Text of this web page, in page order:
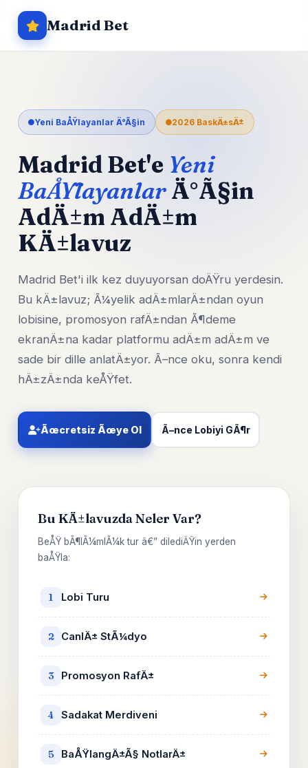
Madrid Bet
Yeni BaÅŸlayanlar Ä°Ã§in 2026 BaskÄ±sÄ±
Madrid Bet'e Yeni
BaÅŸlayanlarÄ°Ã§in
AdÄ±m AdÄ±m
KÄ±lavuz
Madrid Bet'i ilk kez duyuyorsan doÄŸru yerdesin.
Bu kÄ±lavuz; Ã¼yelik adÄ±mlarÄ±ndan oyun
lobisine, promosyon rafÄ±ndan Ã¶deme
ekranÄ±na kadar platformu adÄ±m adÄ±m ve
sade bir dille anlatÄ±yor. Ã–nce oku, sonra kendi
hÄ±zÄ±nda keÅŸfet.
Ãœcretsiz Ãœye Ol Ã–nce Lobiyi GÃ¶r
Bu KÄ±lavuzda Neler Var?
BeÅŸ bÃ¶lÃ¼mlÃ¼k tur â€” dilediÄŸin yerden
baÅŸla:
1 Lobi Turu
2 CanlÄ± StÃ¼dyo
3 Promosyon RafÄ±
4 Sadakat Merdiveni
5 BaÅŸlangÄ±Ã§ NotlarÄ±